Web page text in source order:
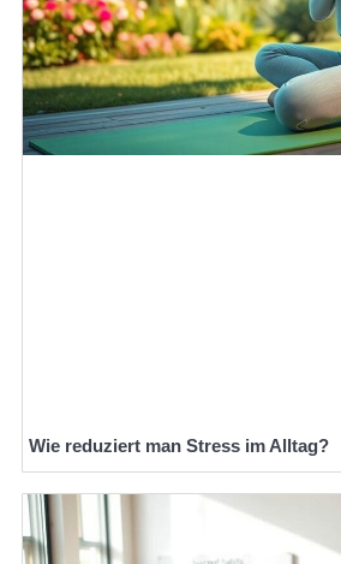
Wie reduziert man Stress im Alltag?